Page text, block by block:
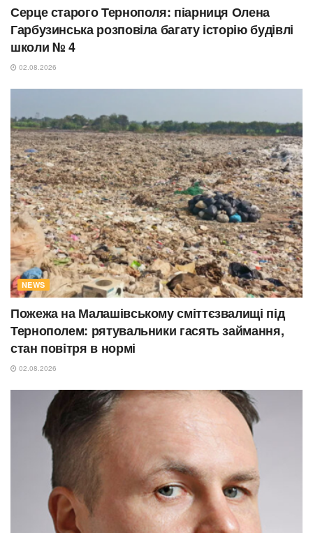
Серце старого Тернополя: піарниця Олена
Гарбузинська розповіла багату історію будівлі
школи № 4
02.08.2026
NEWS
Пожежа на Малашівському сміттєзвалищі під
Тернополем: рятувальники гасять займання,
стан повітря в нормі
02.08.2026